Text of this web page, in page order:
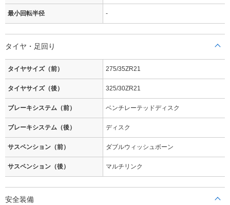
最小回転半径 -
タイヤ・足回り
タイヤサイズ（前） 275/35ZR21
タイヤサイズ（後） 325/30ZR21
ブレーキシステム（前） ベンチレーテッドディスク
ブレーキシステム（後） ディスク
サスペンション（前） ダブルウィッシュボーン
サスペンション（後） マルチリンク
安全装備